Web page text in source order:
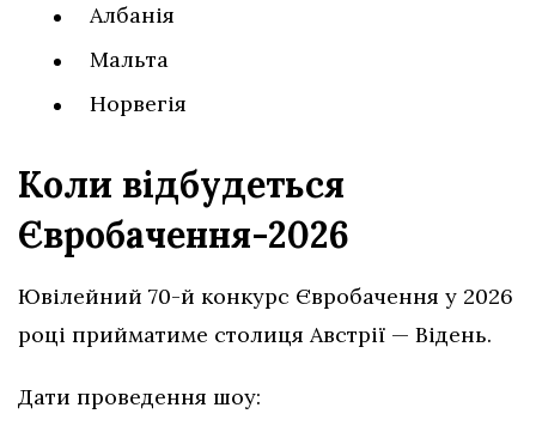
Албанія
Мальта
Норвегія
Коли відбудеться
Євробачення-2026
Ювілейний 70-й конкурс Євробачення у 2026
році прийматиме столиця Австрії — Відень.
Дати проведення шоу: